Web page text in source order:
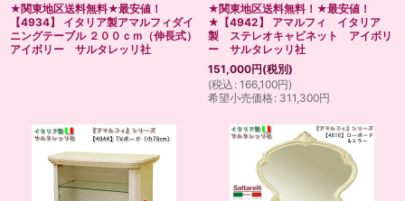
★関東地区送料無料★最安値！
【4934】 イタリア製アマルフィダイ
ニングテーブル ２００ｃｍ（伸長式）
アイボリー サルタレッリ社
★関東地区送料無料！★最安値！
★【4942】 アマルフィ イタリア
製 ステレオキャビネット アイボリ
ー サルタレッリ社
151,000円(税別)
(税込 : 166,100円)
希望小売価格: 311,300円